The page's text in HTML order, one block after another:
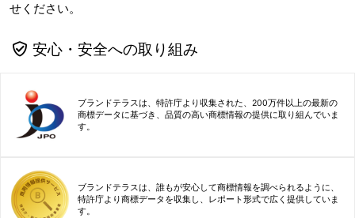
せください。
安心・安全への取り組み
ブランドテラスは、特許庁より収集された、200万件以上の最新の
商標データに基づき、品質の高い商標情報の提供に取り組んでいま
す。
ブランドテラスは、誰もが安心して商標情報を調べられるように、
特許庁より商標データを収集し、レポート形式で広く提供していま
す。